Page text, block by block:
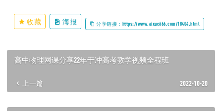
收藏 海报 分享链接：https://www.aixue666.com/18404.html
高中物理网课分享22年于冲高考教学视频全程班
上一篇 2022-10-20